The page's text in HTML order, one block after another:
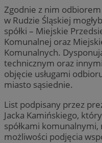
Zgodnie z nim
w Rudzie Śląskiej
spółki – Miejskie
Komunalnej oraz
Komunalnych.
technicznym oraz
objęcie usługami
miasto sąsiednie.
List podpisany przez
Jacka Kamińskiego,
spółkami
możliwości podjęcia